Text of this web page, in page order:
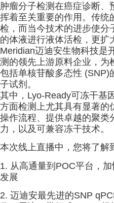
肿瘤分子检测在癌症诊断
挥着至关重要的作用。传统
检，而当今技术的进步使分
的体液进行液体活检，更扩
Meridian迈迪安生物科技是
测的领先上游原料企业，为
包括单核苷酸多态性 (SNP)
子试剂。
其中，Lyo-Ready可冻干基
方面检测上尤其具有显著的
操作流程、提供卓越的聚类
力，以及可兼容冻干技术。
本次线上直播中，您将了解
1. 从高通量到POC平台，
发展
2. 迈迪安最先进的SNP